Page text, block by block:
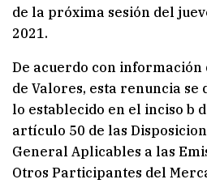
de la próxima sesión del
2021.
De acuerdo con información
de Valores, esta renuncia se
lo establecido en el inciso b
artículo 50 de las
General Aplicables a las
Otros Participantes del